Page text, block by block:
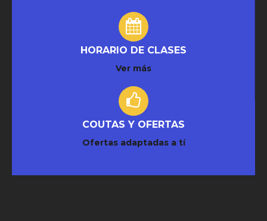
HORARIO DE CLASES
Ver más
COUTAS Y OFERTAS
Ofertas adaptadas a tí